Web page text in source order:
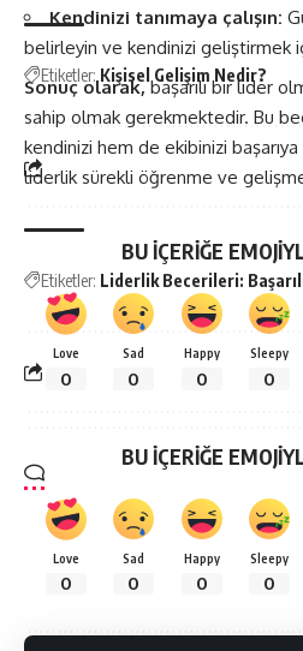
Kendinizi tanımaya çalışın:
belirleyin ve kendinizi geliştirmek
Sonuç olarak,başarılı bir lider
sahip olmak gerekmektedir. Bu
kendinizi hem de ekibinizi başarıya
liderlik sürekli öğrenme ve
Etiketler: Liderlik Becerileri:
BU İÇERİĞE
Love
0
Sad
0
Happy
0
Sleepy
0
Etiketler: Kişisel Gelişim Nedir?
BU İÇERİĞE
Love
0
Sad
0
Happy
0
Sleepy
0